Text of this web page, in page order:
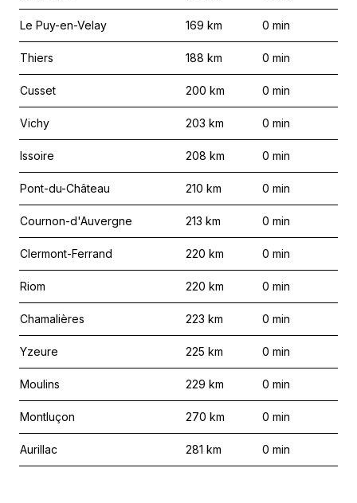
Le Puy-en-Velay 169 km 0 min
Thiers 188 km 0 min
Cusset 200 km 0 min
Vichy 203 km 0 min
Issoire 208 km 0 min
Pont-du-Château 210 km 0 min
Cournon-d'Auvergne 213 km 0 min
Clermont-Ferrand 220 km 0 min
Riom 220 km 0 min
Chamalières 223 km 0 min
Yzeure 225 km 0 min
Moulins 229 km 0 min
Montluçon 270 km 0 min
Aurillac 281 km 0 min